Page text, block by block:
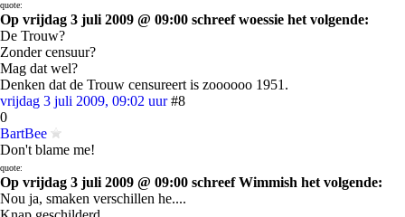
quote:
Op vrijdag 3 juli 2009 @ 09:00 schreef woessie het volgende:
De Trouw?
Zonder censuur?
Mag dat wel?
Denken dat de Trouw censureert is zoooooo 1951.
vrijdag 3 juli 2009, 09:02 uur #8
0
BartBee
Don't blame me!
quote:
Op vrijdag 3 juli 2009 @ 09:00 schreef Wimmish het volgende:
Nou ja, smaken verschillen he....